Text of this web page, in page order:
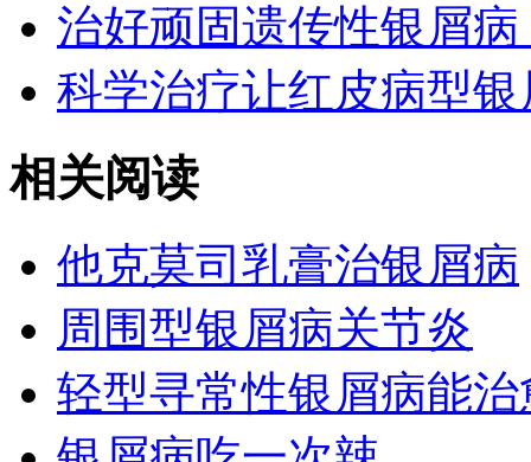
治好顽固遗传性银屑
科学治疗让红皮病型
相关阅读
他克莫司乳膏治银屑病
周围型银屑病关节炎
轻型寻常性银屑病能治